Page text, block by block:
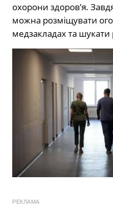
охорони здоров’я.
можна розміщувати
медзакладах та шукати
РЕКЛАМА